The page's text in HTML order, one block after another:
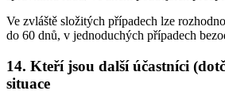
Ve zvláště složitých případech lze
do 60 dnů, v jednoduchých případech
14. Kteří jsou další účastníci
situace